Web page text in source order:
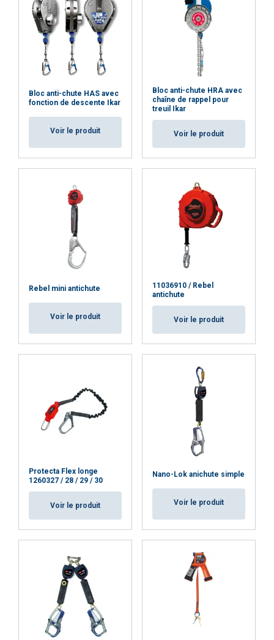
Bloc anti-chute HAS avec
fonction de descente Ikar
Voir le produit
Bloc anti-chute HRA avec
chaîne de rappel pour
treuil Ikar
Voir le produit
Rebel mini antichute
Voir le produit
11036910 / Rebel
antichute
Voir le produit
Protecta Flex longe
1260327 / 28 / 29 / 30
Voir le produit
Nano-Lok anichute simple
Voir le produit
Strictement
nécessaires
Performance Ciblage
Fonctionnalité Non classifiés
ACCEPTER TOUT
AFFICHER LES DÉTAILS